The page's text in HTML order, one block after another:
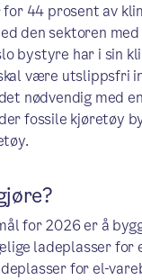
44 prosent av
den sektoren
bystyre har i sin
være utslippsfri
nødvendig med
fossile kjøretøy
for 2026 er å
ladeplasser for
for el-